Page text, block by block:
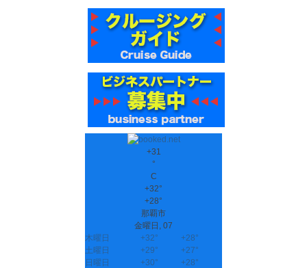
+31
°
C
+32°
+28°
那覇市
金曜日, 07
木曜日
+32° +28°
土曜日
+29° +27°
日曜日
+30° +28°